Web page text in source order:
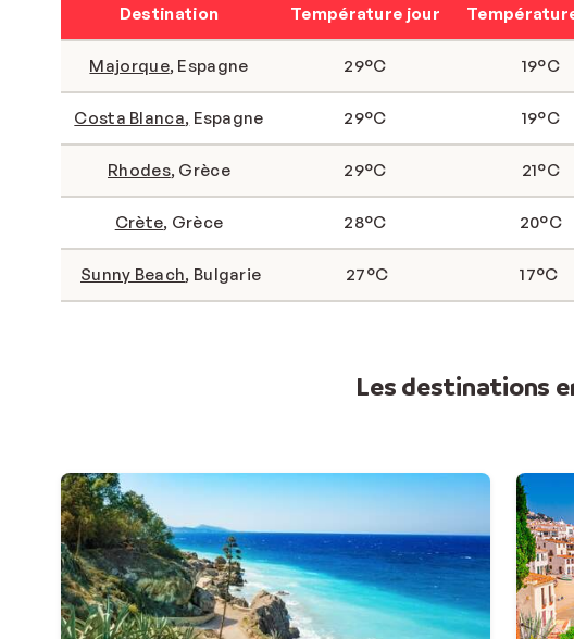
Destination Température jour
Majorque, Espagne 29°C 19°C
Costa Blanca, Espagne 29°C 19°C
Rhodes, Grèce 29°C 21°C
Crète, Grèce 28°C 20°C
Sunny Beach, Bulgarie 27°C 17°C
Les destinations